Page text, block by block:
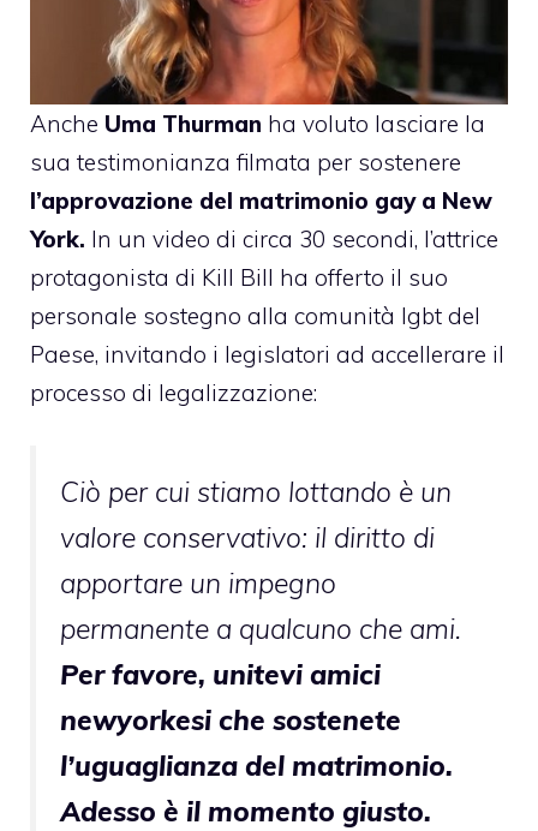
Anche Uma Thurman ha voluto lasciare la
sua testimonianza filmata per sostenere
l’approvazione del matrimonio gay a New
York. In un video di circa 30 secondi, l’attrice
protagonista di Kill Bill ha offerto il suo
personale sostegno alla comunità lgbt del
Paese, invitando i legislatori ad accellerare il
processo di legalizzazione:
Ciò per cui stiamo lottando è un
valore conservativo: il diritto di
apportare un impegno
permanente a qualcuno che ami.
Per favore, unitevi amici
newyorkesi che sostenete
l’uguaglianza del matrimonio.
Adesso è il momento giusto.